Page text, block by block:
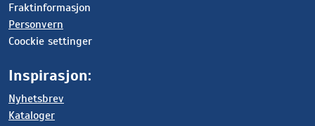
Fraktinformasjon
Personvern
Coockie settinger
Inspirasjon:
Nyhetsbrev
Kataloger